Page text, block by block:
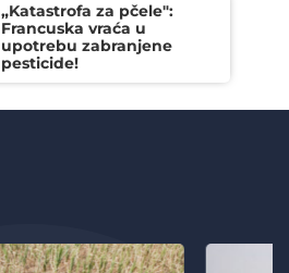
„Katastrofa za pčele":
Francuska vraća u
upotrebu zabranjene
pesticide!